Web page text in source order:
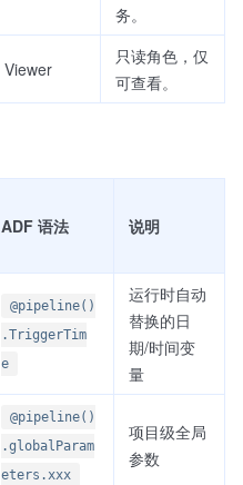
务。
Viewer
只读角色，仅
可查看。
ADF 语法 说明
@pipeline()
.TriggerTim
e
运行时自动
替换的日
期/时间变
量
@pipeline()
.globalParam
eters.xxx
项目级全局
参数